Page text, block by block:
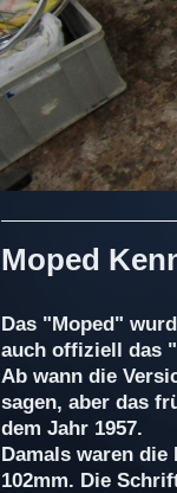
Moped
Das "Moped"
auch offiziell das
Ab wann die
sagen, aber das
dem Jahr 1957.
Damals waren
102mm. Die